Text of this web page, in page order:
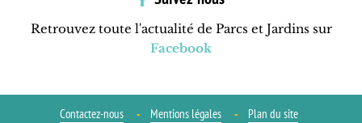
Retrouvez toute l'actualité de Parcs et Jardins sur
Facebook
Contactez-nous Mentions légales Plan du site